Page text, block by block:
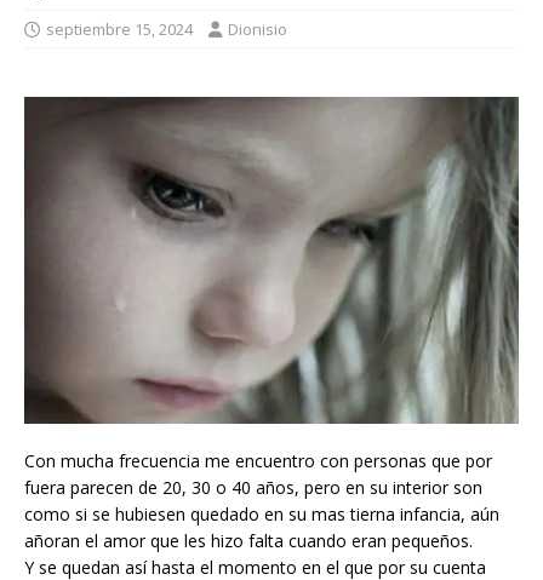
septiembre 15, 2024 Dionisio
Con mucha frecuencia me encuentro con personas que por
fuera parecen de 20, 30 o 40 años, pero en su interior son
como si se hubiesen quedado en su mas tierna infancia, aún
añoran el amor que les hizo falta cuando eran pequeños.
Y se quedan así hasta el momento en el que por su cuenta